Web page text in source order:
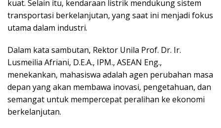
kuat. Selain itu, kendaraan listrik mendukung sistem
transportasi berkelanjutan, yang saat ini menjadi fokus
utama dalam industri.
Dalam kata sambutan, Rektor Unila Prof. Dr. Ir.
Lusmeilia Afriani, D.E.A., IPM., ASEAN Eng.,
menekankan, mahasiswa adalah agen perubahan masa
depan yang akan membawa inovasi, pengetahuan, dan
semangat untuk mempercepat peralihan ke ekonomi
berkelanjutan.